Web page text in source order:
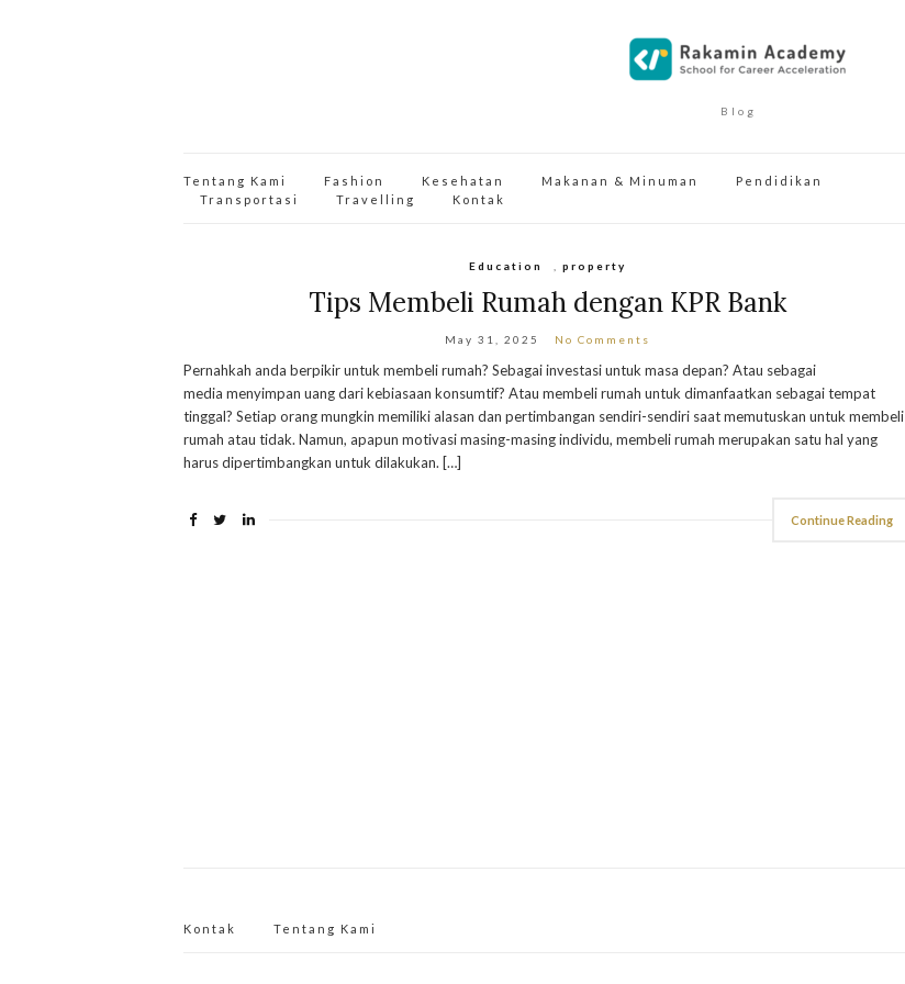
Blog
Tentang Kami Fashion Kesehatan Makanan & Minuman
Pendidikan
Transportasi
Travelling Kontak
Education ,property
Tips Membeli Rumah dengan KPR Bank
May 31, 2025 No Comments
Pernahkah anda berpikir untuk membeli rumah? Sebagai investasi untuk masa depan? Atau sebagai
media menyimpan uang dari kebiasaan konsumtif? Atau membeli rumah untuk dimanfaatkan sebagai tempat
tinggal? Setiap orang mungkin memiliki alasan dan pertimbangan sendiri-sendiri saat memutuskan untuk membeli
rumah atau tidak. Namun, apapun motivasi masing-masing individu, membeli rumah merupakan satu hal yang
harus dipertimbangkan untuk dilakukan. […]
Continue Reading
Kontak Tentang Kami